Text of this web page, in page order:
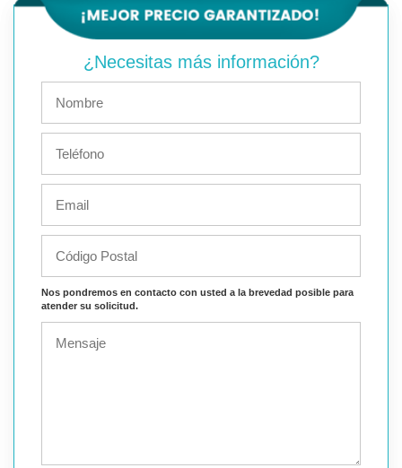
¿Necesitas más información?
Nos pondremos en contacto con usted a la brevedad posible para
atender su solicitud.